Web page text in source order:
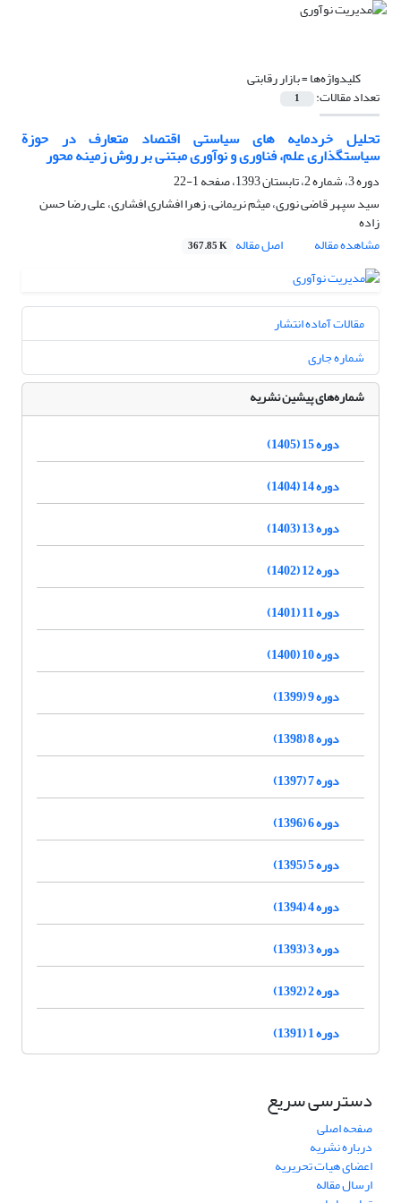
کلیدواژه‌ها =بازار رقابتی
تعداد مقالات: 1
تحلیل خردمایه های سیاستی اقتصاد متعارف در حوزة
سیاستگذاری علم، فناوری و نوآوری مبتنی بر روش زمینه محور
دوره 3، شماره 2، تابستان 1393، صفحه
1-22
سید سپهر قاضی نوری، میثم نریمانی، زهرا افشاری افشاری، علی رضا حسن
زاده
مشاهده مقاله
اصل مقاله 367.85 K
مقالات آماده انتشار
شماره جاری
شماره‌های پیشین نشریه
دوره 15 (1405)
دوره 14 (1404)
دوره 13 (1403)
دوره 12 (1402)
دوره 11 (1401)
دوره 10 (1400)
دوره 9 (1399)
دوره 8 (1398)
دوره 7 (1397)
دوره 6 (1396)
دوره 5 (1395)
دوره 4 (1394)
دوره 3 (1393)
دوره 2 (1392)
دوره 1 (1391)
دسترسی سریع
صفحه اصلی
درباره نشریه
اعضای هیات تحریریه
ارسال مقاله